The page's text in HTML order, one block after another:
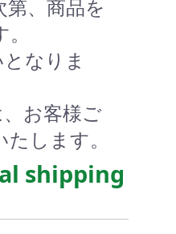
第、商品を
なりま
お客様ご
します。
shipping